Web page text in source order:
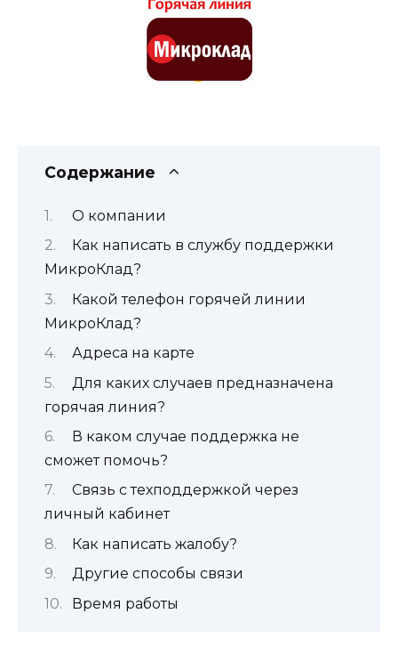
Содержание
О компании
Как написать в службу поддержки
МикроКлад?
Какой телефон горячей линии
МикроКлад?
Адреса на карте
Для каких случаев предназначена
горячая линия?
В каком случае поддержка не
сможет помочь?
Связь с техподдержкой через
личный кабинет
Как написать жалобу?
Другие способы связи
Время работы